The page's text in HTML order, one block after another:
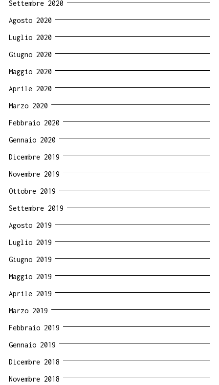
Settembre 2020
Agosto 2020
Luglio 2020
Giugno 2020
Maggio 2020
Aprile 2020
Marzo 2020
Febbraio 2020
Gennaio 2020
Dicembre 2019
Novembre 2019
Ottobre 2019
Settembre 2019
Agosto 2019
Luglio 2019
Giugno 2019
Maggio 2019
Aprile 2019
Marzo 2019
Febbraio 2019
Gennaio 2019
Dicembre 2018
Novembre 2018